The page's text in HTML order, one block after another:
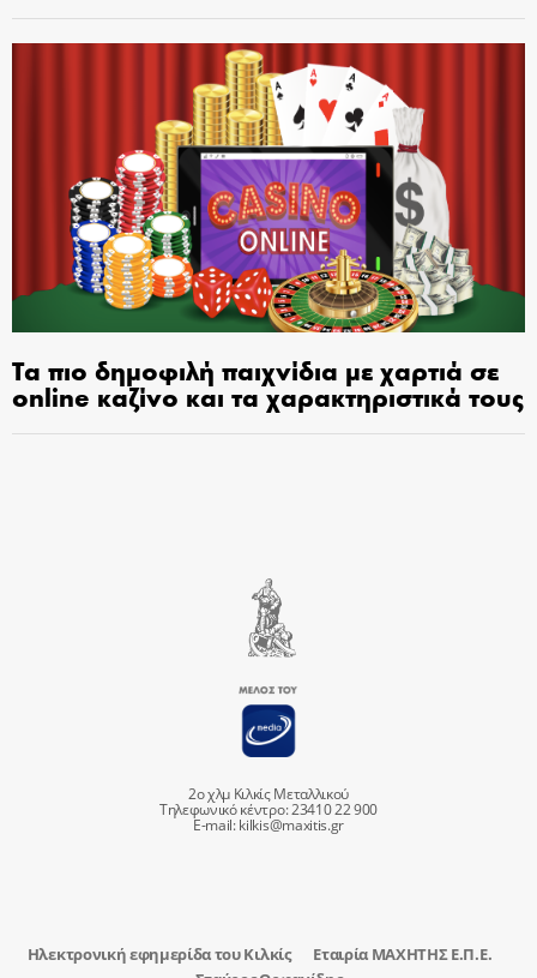
Τα πιο δημοφιλή παιχνίδια με χαρτιά σε
online καζίνο και τα χαρακτηριστικά τους
2ο χλμ Κιλκίς Μεταλλικού
Τηλεφωνικό κέντρο: 23410 22 900
E-mail:kilkis@maxitis.gr
Ηλεκτρονική εφημερίδα του Κιλκίς
Εταιρία ΜΑΧΗΤΗΣ Ε.Π.Ε.